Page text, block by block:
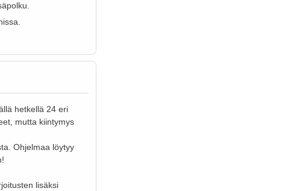
hetkellä 24 eri
mutta kiintymys
Ohjelmaa löytyy
lisäksi